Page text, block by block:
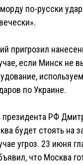
по-русски
пригрозил
если Минск не
по Украине.
президента РФ
будет стоять на
угроз. 23 июня
что Москва